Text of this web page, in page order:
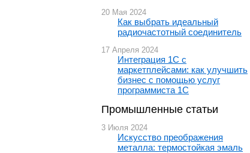
20 Мая 2024
Как выбрать идеальный
радиочастотный соединитель
17 Апреля 2024
Интеграция 1С с
маркетплейсами: как улучшить
бизнес с помощью услуг
программиста 1С
Промышленные статьи
3 Июля 2024
Искусство преображения
металла: термостойкая эмаль